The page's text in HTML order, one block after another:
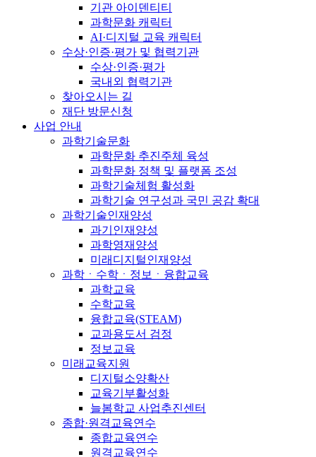
기관 아이덴티티
과학문화 캐릭터
AI·디지털 교육 캐릭터
수상·인증·평가 및 협력기관
수상·인증·평가
국내외 협력기관
찾아오시는 길
재단 방문신청
사업 안내
과학기술문화
과학문화 추진주체 육성
과학문화 정책 및 플랫폼 조성
과학기술체험 활성화
과학기술 연구성과 국민 공감 확대
과학기술인재양성
과기인재양성
과학영재양성
미래디지털인재양성
과학ㆍ수학ㆍ정보ㆍ융합교육
과학교육
수학교육
융합교육(STEAM)
교과용도서 검정
정보교육
미래교육지원
디지털소양확산
교육기부활성화
늘봄학교 사업추진센터
종합·원격교육연수
종합교육연수
원격교육연수